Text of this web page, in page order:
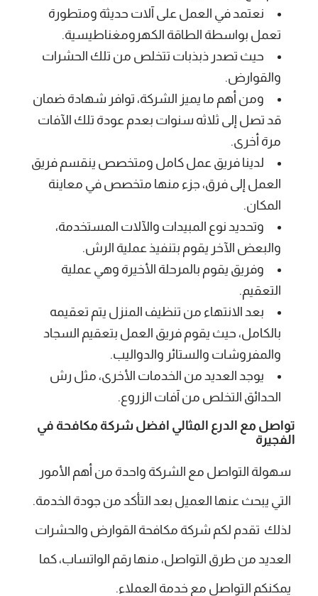
نعتمد في العمل على آلات حديثة ومتطورة
تعمل بواسطة الطاقة الكهرومغناطيسية.
حيث تصدر ذبذبات تتخلص من تلك الحشرات
والقوارض.
ومن أهم ما يميز الشركة، توافر شهادة ضمان
قد تصل إلى ثلاثه سنوات بعدم عودة تلك الآفات
مرة أخرى.
لدينا فريق عمل كامل ومتخصص ينقسم فريق
العمل إلى فرق، جزء منها متخصص في معاينة
المكان.
وتحديد نوع المبيدات والآلات المستخدمة،
والبعض الآخر يقوم بتنفيذ عملية الرش.
وفريق يقوم بالمرحلة الأخيرة وهي عملية
التعقيم.
بعد الانتهاء من تنظيف المنزل يتم تعقيمه
بالكامل، حيث يقوم فريق العمل بتعقيم السجاد
والمفروشات والستائر والدواليب.
يوجد العديد من الخدمات الأخرى، مثل رش
الحدائق التخلص من آفات الزروع.
تواصل مع الدرع المثالي افضل شركة مكافحة في
الفجيرة
سهولة التواصل مع الشركة واحدة من أهم الأمور
التي يبحث عنها العميل بعد التأكد من جودة الخدمة.
لذلك تقدم لكم شركة مكافحة القوارض والحشرات
العديد من طرق التواصل، منها رقم الواتساب، كما
يمكنكم التواصل مع خدمة العملاء.